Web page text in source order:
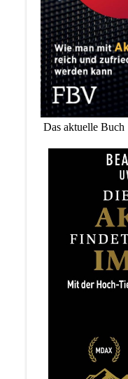
Das aktuelle Buch